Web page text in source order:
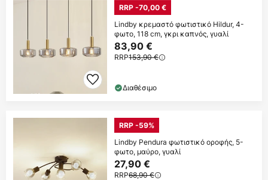
RRP -70,00 €
Lindby κρεμαστό φωτιστικό Hildur, 4-
φωτο, 118 cm, γκρι καπνός, γυαλί
83,90 €
RRP153,90 €
Διαθέσιμο
RRP -59%
Lindby Pendura φωτιστικό οροφής, 5-
φωτο, μαύρο, γυαλί
27,90 €
RRP68,90 €